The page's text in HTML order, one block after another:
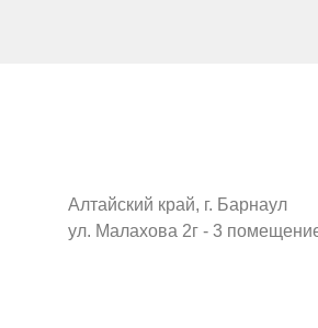
Алтайский край, г. Барнаул
ул. Малахова 2г - 3